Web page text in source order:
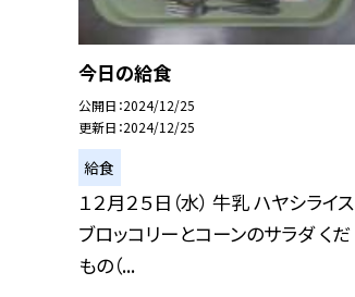
今日の給食
公開日 2024/12/25
更新日 2024/12/25
給食
１２月２５日（水） 牛乳 ハヤシライス
ブロッコリーとコーンのサラダ くだ
もの（...